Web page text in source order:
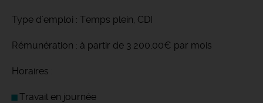
Type d'emploi : Temps plein, CDI
Rémunération : à partir de 3 200,00€ par mois
Horaires :
Travail en journée